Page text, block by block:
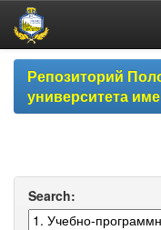
Skip
navigationРепозиторий
университета
Search: